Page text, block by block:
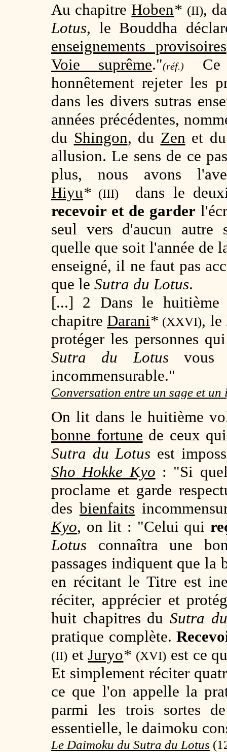
Au chapitre Hoben* (II),
Lotus, le Bouddha
enseignements provisoires
Voie suprême."(réf.)
Ce
honnêtement rejeter les
dans les divers sutras
années précédentes,
du Shingon, du Zen et
allusion. Le sens de ce
plus, nous avons
Hiyu* (III)
dans le
recevoir et de garder
seul vers d'aucun autre
quelle que soit l'année de
enseigné, il ne faut pas
que le Sutra du Lotus.
[...] 2 Dans le
chapitre Darani* (XXVI), le
protéger les personnes
Sutra du Lotus vous
incommensurable."
Conversation entre un sage et
On lit dans le huitième
bonne fortune de ceux
Sutra du Lotus est
Sho Hokke Kyo : "Si
proclame et garde
des bienfaits
Kyo, on lit : "Celui qui
Lotus connaîtra une
passages indiquent que la
en récitant le Titre est
réciter, apprécier et
huit chapitres duSutra
pratique complète.
(II) etJuryo* (XVI) est ce
Et simplement réciter
ce que l'on appelle la
parmi les trois sortes
essentielle, le daimoku
Le Daimoku du Sutra du Lotus (